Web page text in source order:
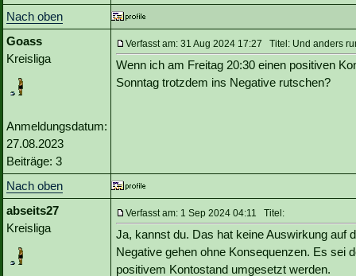
Nach oben
Goass
Kreisliga
Anmeldungsdatum:
27.08.2023
Beiträge: 3
Verfasst am: 31 Aug 2024 17:27 Titel: Und anders
Wenn ich am Freitag 20:30 einen positiven
Sonntag trotzdem ins Negative rutschen?
Nach oben
abseits27
Kreisliga
Verfasst am: 1 Sep 2024 04:11 Titel:
Ja, kannst du. Das hat keine Auswirkung auf
Negative gehen ohne Konsequenzen. Es sei
positivem Kontostand umgesetzt werden.